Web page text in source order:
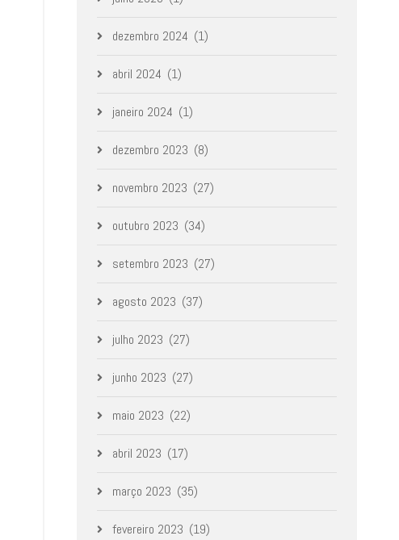
dezembro 2024 (1)
abril 2024 (1)
janeiro 2024 (1)
dezembro 2023 (8)
novembro 2023 (27)
outubro 2023 (34)
setembro 2023 (27)
agosto 2023 (37)
julho 2023 (27)
junho 2023 (27)
maio 2023 (22)
abril 2023 (17)
março 2023 (35)
fevereiro 2023 (19)